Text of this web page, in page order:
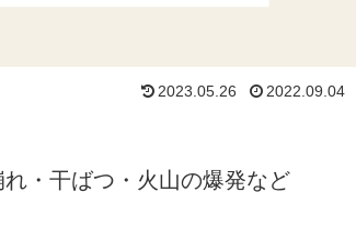
2023.05.26 2022.09.04
・干ばつ・火山の爆発など